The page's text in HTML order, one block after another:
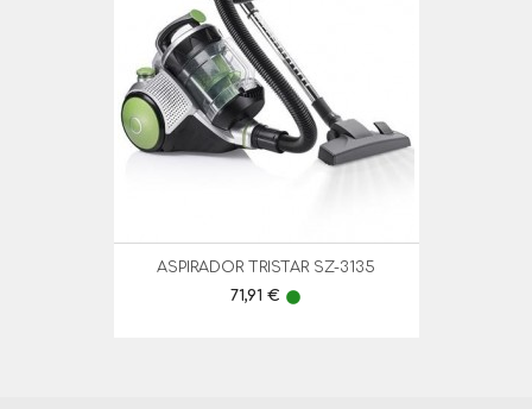
ASPIRADOR TRISTAR SZ-3135
Preço
71,91 € lens